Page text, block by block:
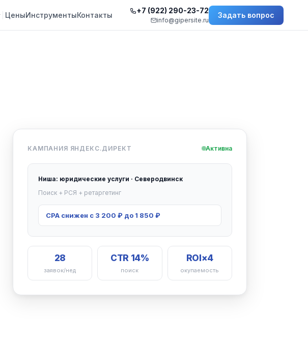
ЦеныИнструментыКонтакты +7 (922) 290-23-72
info@gipersite.ru
Задать вопрос
КАМПАНИЯ ЯНДЕКС.ДИРЕКТ Активна
Ниша: юридические услуги · Северодвинск
Поиск + РСЯ + ретаргетинг
CPA снижен с 3 200 ₽ до 1 850 ₽
28
заявок/нед
CTR 14%
поиск
ROI×4
окупаемость